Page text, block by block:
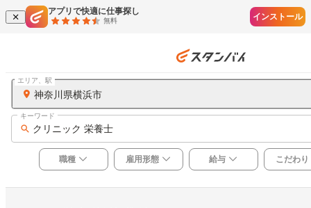
アプリで快適に仕事探し
無料 インストール
神奈川県横浜市
エリア、駅
クリニック 栄養士
キーワード
職種 雇用形態 給与 こだわり